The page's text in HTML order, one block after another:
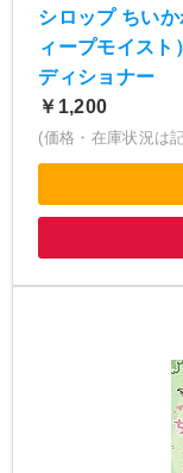
シロップ ちい
ィープモイスト
ディショナー
￥1,200
(価格・在庫状況は